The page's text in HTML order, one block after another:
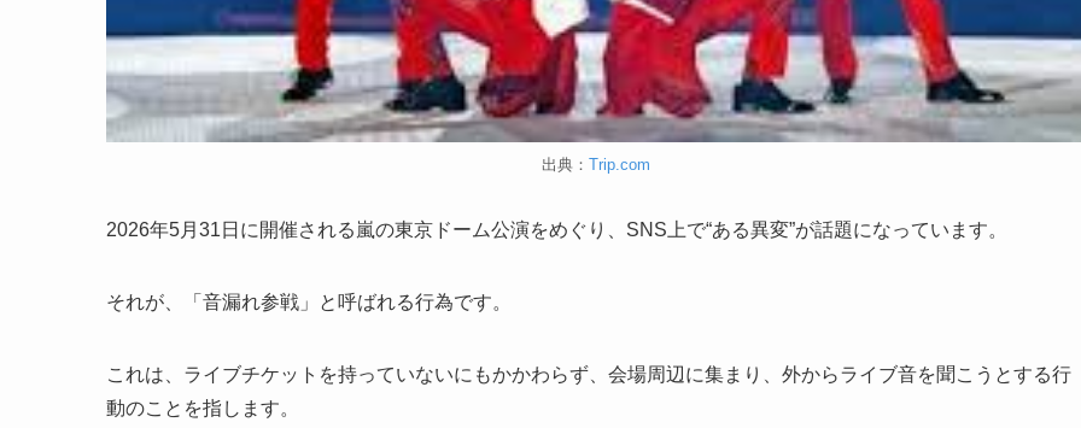
出典： Trip.com
2026年5月31日に開催される嵐の東京ドーム公演をめぐり、SNS上で“ある異変”が話題になっています。
それが、「音漏れ参戦」と呼ばれる行為です。
これは、ライブチケットを持っていないにもかかわらず、会場周辺に集まり、外からライブ音を聞こうとする行
動のことを指します。